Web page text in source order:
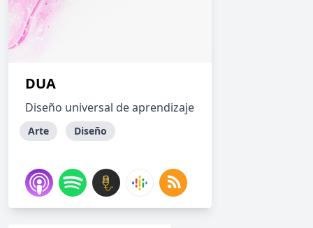
DUA
Diseño universal de aprendizaje
Arte Diseño